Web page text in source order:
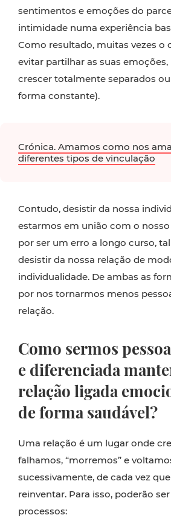
sentimentos e emoções do
intimidade numa experiência
Como resultado, muitas vezes o
evitar partilhar as suas emoções,
crescer totalmente separados
forma constante).
Crónica. Amamos como nos
diferentes tipos de vinculação
Contudo, desistir da nossa
estarmos em união com o
por ser um erro a longo curso,
desistir da nossa relação de
individualidade. De ambas as
por nos tornarmos menos
relação.
Como sermos
e diferenciada
relação ligada
de forma saudável?
Uma relação é um lugar onde
falhamos, “morremos” e
sucessivamente, de cada vez
reinventar. Para isso, poderão
processos: